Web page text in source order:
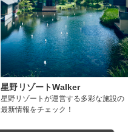
星野リゾートWalker
星野リゾートが運営する多彩な施設の
最新情報をチェック！